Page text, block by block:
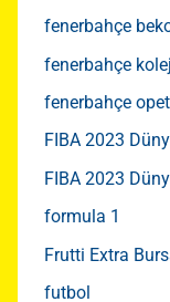
fenerbahçe
fenerbahçe
fenerbahçe opet
FIBA 2023
FIBA 2023
formula 1
Frutti Extra
futbol